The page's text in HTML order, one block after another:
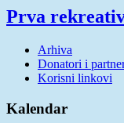
Prva
Arhiva
Donatori i
Korisni linkovi
Kalendar